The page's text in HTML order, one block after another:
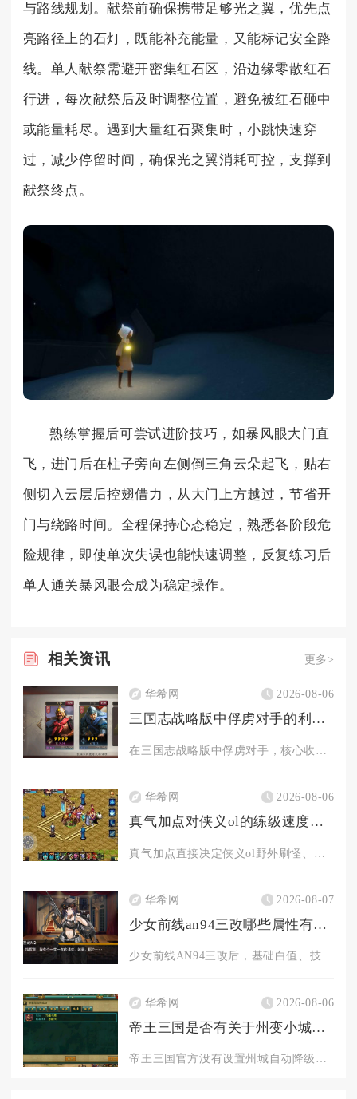
与路线规划。献祭前确保携带足够光之翼，优先点
亮路径上的石灯，既能补充能量，又能标记安全路
线。单人献祭需避开密集红石区，沿边缘零散红石
行进，每次献祭后及时调整位置，避免被红石砸中
或能量耗尽。遇到大量红石聚集时，小跳快速穿
过，减少停留时间，确保光之翼消耗可控，支撑到
献祭终点。
熟练掌握后可尝试进阶技巧，如暴风眼大门直
飞，进门后在柱子旁向左侧倒三角云朵起飞，贴右
侧切入云层后控翅借力，从大门上方越过，节省开
门与绕路时间。全程保持心态稳定，熟悉各阶段危
险规律，即使单次失误也能快速调整，反复练习后
单人通关暴风眼会成为稳定操作。
相关资讯 更多>
华希网 2026-08-06
三国志战略版中俘虏对手的利益是什么
华希网 2026-08-06
真气加点对侠义ol的练级速度有何影响
华希网 2026-08-07
少女前线an94三改哪些属性有变化
少女前线AN94三改后，基础白值、技能机制、影响格效果全部得...
华希网 2026-08-06
帝王三国是否有关于州变小城的说明
帝王三国官方没有设置州城自动降级转变为小城的规则，州、郡、县...